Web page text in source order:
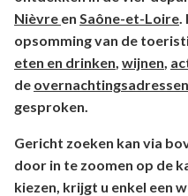
Nièvre en Saône-et-Loire.
opsomming van de
eten en drinken, wijnen,
de overnachtingsadressen
gesproken.
Gericht zoeken kan via
door in te zoomen op de
kiezen, krijgt u enkel een